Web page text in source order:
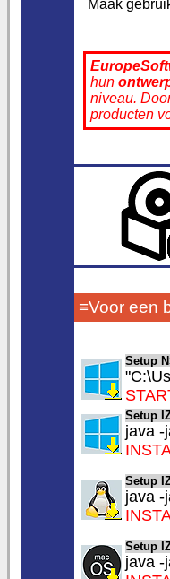
Maak
hun
niveau.
producten
≡Voor een
Setup
Setup
java -
Setup
java -
Setup
java -